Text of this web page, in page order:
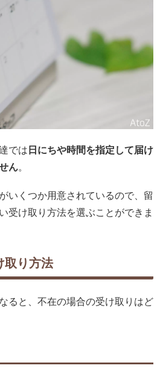
では日にちや時間を指定して届け
ん。
いくつか用意されているので、留
受け取り方法を選ぶことができま
取り方法
ると、不在の場合の受け取りはど